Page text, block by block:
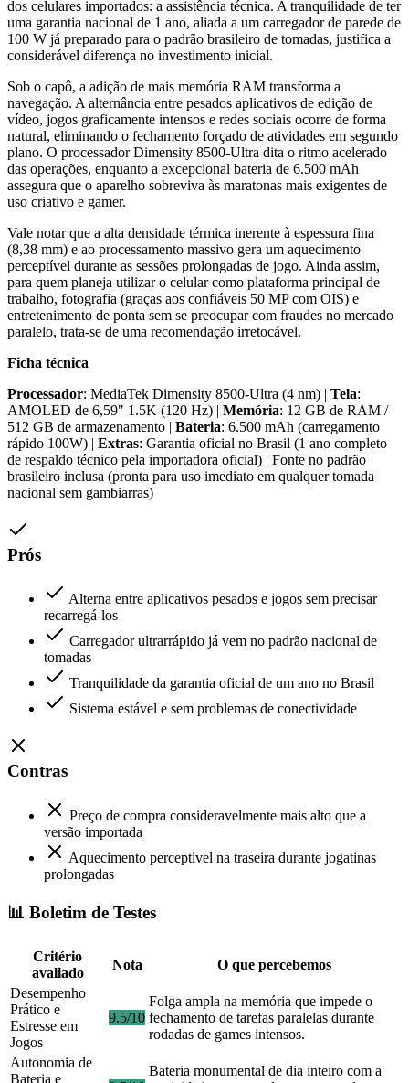
dos celulares importados: a assistência técnica. A tranquilidade de ter
uma garantia nacional de 1 ano, aliada a um carregador de parede de
100 W já preparado para o padrão brasileiro de tomadas, justifica a
considerável diferença no investimento inicial.
Sob o capô, a adição de mais memória RAM transforma a
navegação. A alternância entre pesados aplicativos de edição de
vídeo, jogos graficamente intensos e redes sociais ocorre de forma
natural, eliminando o fechamento forçado de atividades em segundo
plano. O processador Dimensity 8500-Ultra dita o ritmo acelerado
das operações, enquanto a excepcional bateria de 6.500 mAh
assegura que o aparelho sobreviva às maratonas mais exigentes de
uso criativo e gamer.
Vale notar que a alta densidade térmica inerente à espessura fina
(8,38 mm) e ao processamento massivo gera um aquecimento
perceptível durante as sessões prolongadas de jogo. Ainda assim,
para quem planeja utilizar o celular como plataforma principal de
trabalho, fotografia (graças aos confiáveis 50 MP com OIS) e
entretenimento de ponta sem se preocupar com fraudes no mercado
paralelo, trata-se de uma recomendação irretocável.
Ficha técnica
Processador: MediaTek Dimensity 8500-Ultra (4 nm) | Tela:
AMOLED de 6,59" 1.5K (120 Hz) | Memória: 12 GB de RAM /
512 GB de armazenamento | Bateria: 6.500 mAh (carregamento
rápido 100W) | Extras: Garantia oficial no Brasil (1 ano completo
de respaldo técnico pela importadora oficial) | Fonte no padrão
brasileiro inclusa (pronta para uso imediato em qualquer tomada
nacional sem gambiarras)
Prós
Alterna entre aplicativos pesados e jogos sem precisar
recarregá-los
Carregador ultrarrápido já vem no padrão nacional de
tomadas
Tranquilidade da garantia oficial de um ano no Brasil
Sistema estável e sem problemas de conectividade
Contras
Preço de compra consideravelmente mais alto que a
versão importada
Aquecimento perceptível na traseira durante jogatinas
prolongadas
📊 Boletim de Testes
Critério
avaliado
Nota
O que percebemos
Desempenho
Prático e
Estresse em
Jogos
9.5/10
Folga ampla na memória que impede o
fechamento de tarefas paralelas durante
rodadas de games intensos.
Autonomia de
Bateria e
Bateria monumental de dia inteiro com a